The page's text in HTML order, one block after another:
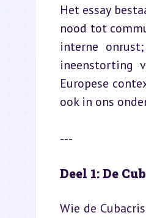
Het essay
nood tot
interne
ineenstorting
Europese
ook in ons
---
Deel 1: De
Wie de